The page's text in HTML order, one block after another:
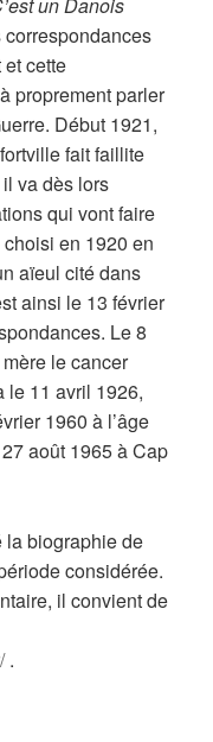
un Danois
cette
proprement parler
Début 1921,
fait faillite
va dès lors
qui vont faire
en 1920 en
aïeul cité dans
ainsi le 13 février
Le 8
le cancer
le 11 avril 1926,
1960 à l’âge
août 1965 à Cap
la biographie de
considérée.
il convient de
.